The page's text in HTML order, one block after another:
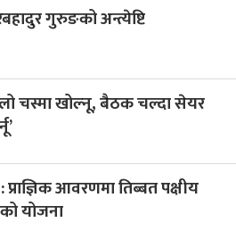
गुरुङको अन्त्येष्टि
चस्मा खोल्नू, बैठक चल्दा सेयर
: प्राज्ञिक आवरणमा तिब्बत पक्षीय
योजना